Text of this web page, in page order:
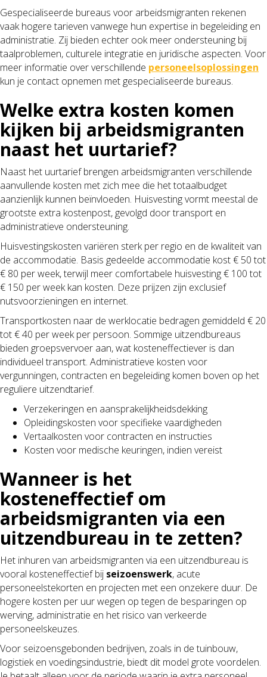
Gespecialiseerde bureaus voor arbeidsmigranten rekenen
vaak hogere tarieven vanwege hun expertise in begeleiding en
administratie. Zij bieden echter ook meer ondersteuning bij
taalproblemen, culturele integratie en juridische aspecten. Voor
meer informatie over verschillende personeelsoplossingen
kun je contact opnemen met gespecialiseerde bureaus.
Welke extra kosten komen
kijken bij arbeidsmigranten
naast het uurtarief?
Naast het uurtarief brengen arbeidsmigranten verschillende
aanvullende kosten met zich mee die het totaalbudget
aanzienlijk kunnen beïnvloeden. Huisvesting vormt meestal de
grootste extra kostenpost, gevolgd door transport en
administratieve ondersteuning.
Huisvestingskosten variëren sterk per regio en de kwaliteit van
de accommodatie. Basis gedeelde accommodatie kost € 50 tot
€ 80 per week, terwijl meer comfortabele huisvesting € 100 tot
€ 150 per week kan kosten. Deze prijzen zijn exclusief
nutsvoorzieningen en internet.
Transportkosten naar de werklocatie bedragen gemiddeld € 20
tot € 40 per week per persoon. Sommige uitzendbureaus
bieden groepsvervoer aan, wat kosteneffectiever is dan
individueel transport. Administratieve kosten voor
vergunningen, contracten en begeleiding komen boven op het
reguliere uitzendtarief.
Verzekeringen en aansprakelijkheidsdekking
Opleidingskosten voor specifieke vaardigheden
Vertaalkosten voor contracten en instructies
Kosten voor medische keuringen, indien vereist
Wanneer is het
kosteneffectief om
arbeidsmigranten via een
uitzendbureau in te zetten?
Het inhuren van arbeidsmigranten via een uitzendbureau is
vooral kosteneffectief bij seizoenswerk, acute
personeelstekorten en projecten met een onzekere duur. De
hogere kosten per uur wegen op tegen de besparingen op
werving, administratie en het risico van verkeerde
personeelskeuzes.
Voor seizoensgebonden bedrijven, zoals in de tuinbouw,
logistiek en voedingsindustrie, biedt dit model grote voordelen.